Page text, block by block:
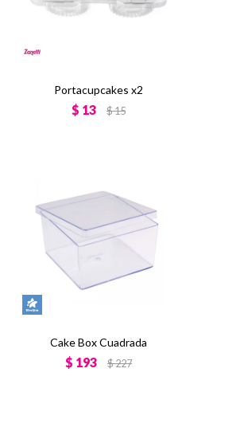
Portacupcakes x2
$ 13 $15
Cake Box Cuadrada
$ 193 $227